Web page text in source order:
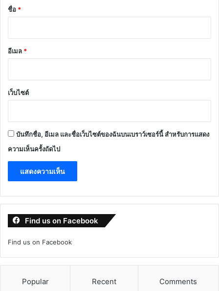
*
ชื่อ *
อีเมล *
เว็บไซต์
บันทึกชื่อ, อีเมล และชื่อเว็บไซต์ของฉันบนเบราว์เซอร์นี้ สำหรับการแสดง
ความเห็นครั้งถัดไป
Find us on Facebook
Find us on Facebook
Popular Recent Comments